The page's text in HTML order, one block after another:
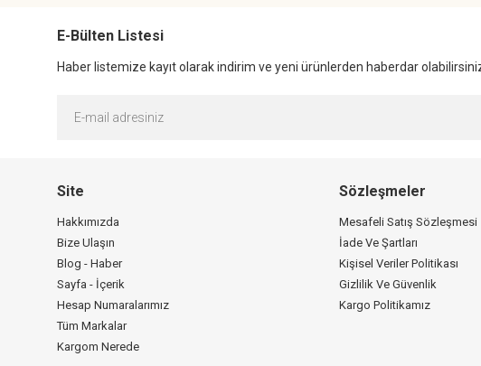
E-Bülten Listesi
Haber listemize kayıt olarak indirim ve yeni ürünlerden haberdar
Site
Hakkımızda
Bize Ulaşın
Blog - Haber
Sayfa - İçerik
Hesap Numaralarımız
Tüm Markalar
Kargom Nerede
Sözleşmeler
Mesafeli Satış Sözleşmesi
İade Ve Şartları
Kişisel Veriler Politikası
Gizlilik Ve Güvenlik
Kargo Politikamız